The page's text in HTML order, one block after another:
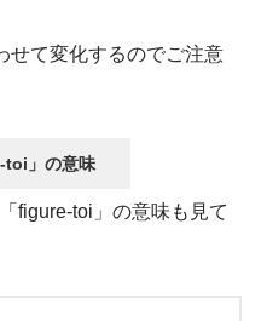
せて変化するのでご注意
toi」の意味
figure-toi」の意味も見て